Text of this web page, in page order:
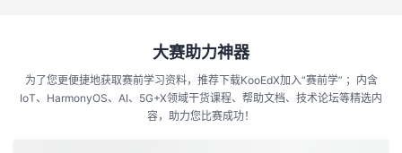
大赛助力神器
为了您更便捷地获取赛前学习资料，推荐下载KooEdX加入“赛前学” ；内含
IoT、HarmonyOS、AI、5G+X领域干货课程、帮助文档、技术论坛等精选内
容，助力您比赛成功！